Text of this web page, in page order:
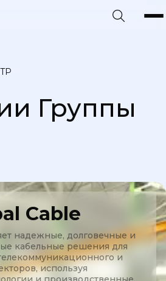
Группы
Cable
надежные, долговечные и
кабельные решения для
и
используя